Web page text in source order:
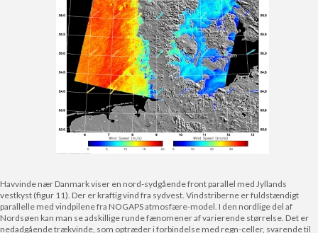
Havvinde nær Danmark viser en nord-sydgående front parallel med Jyllands
vestkyst (figur 11). Der er kraftig vind fra sydvest. Vindstriberne er fuldstændigt
parallelle med vindpilene fra NOGAPS atmosfære-model. I den nordlige del af
Nordsøen kan man se adskillige runde fænomener af varierende størrelse. Det er
nedadgående trækvinde, som optræder i forbindelse med regn-celler, svarende til